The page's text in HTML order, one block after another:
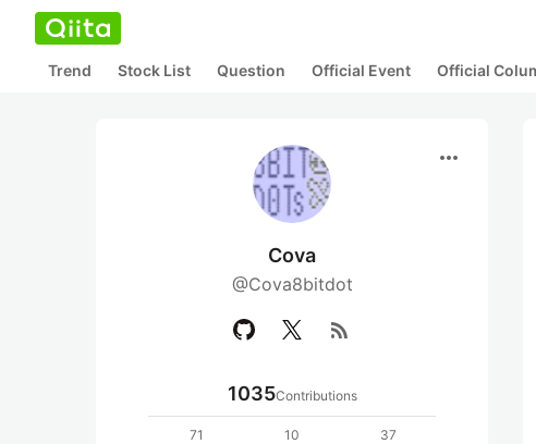
Trend Stock List Question Official Event Official
more_horiz
Cova
@Cova8bitdot
rss_feed
1035Contributions
71
10
37